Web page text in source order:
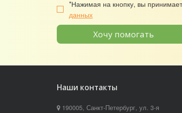
*Нажимая на кнопку, вы
данных
Хочу помогать
Наши контакты
190005, Санкт-Петербург, ул. 3-я